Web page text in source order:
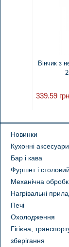
Вінчик з
339.59
Новинки
Кухонні аксесуари
Бар і кава
Фуршет і
Механічна
Нагрівальні
Печі
Охолодження
Гігієна,
зберігання